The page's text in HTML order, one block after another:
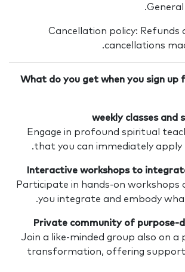
General
Cancellation policy: Refunds
cancellations
💡What do you get when you sign
Engage in profound spiritual
that you can immediately apply
Interactive workshops to
Participate in hands-on workshops
you integrate and embody what
Private community of purpose-
Join a like-minded group also on a
transformation, offering